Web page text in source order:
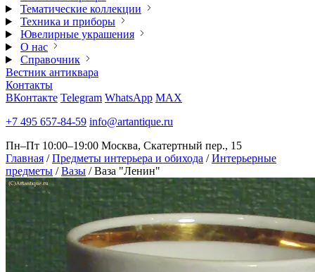
Тематические коллекции
Техника и приборы
Ювелирные украшения
О нас
Справочник
Вестник антиквара
Контакты
ВКонтакте Telegram WhatsApp MAX
+7 495 657-84-59 info@artantique.ru
Пн–Пт 10:00–19:00 Москва, Скатертный пер., 15
Главная / Предметы интерьера и обихода / Интерьерные
предметы / Вазы / Ваза "Ленин"